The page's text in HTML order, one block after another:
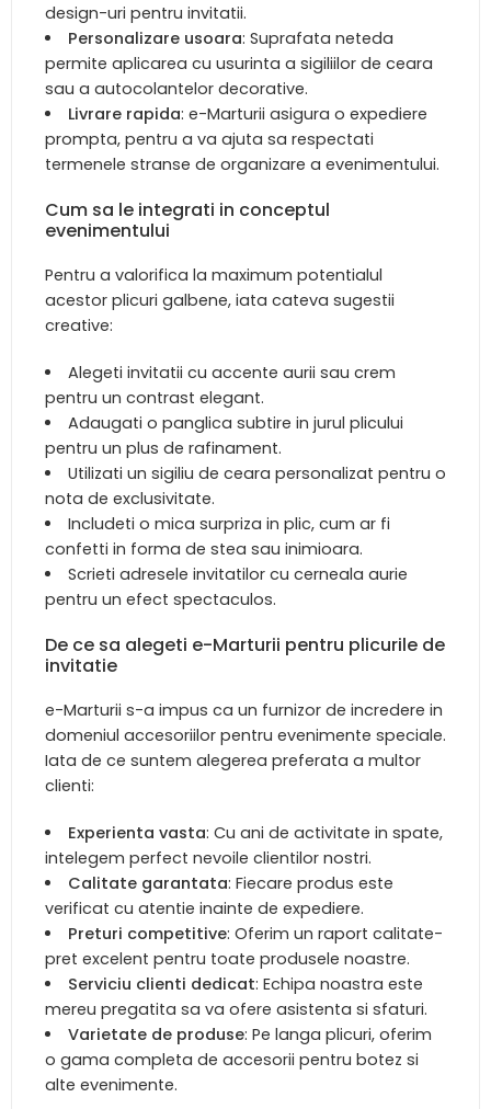
design-uri pentru invitatii.
Personalizare usoara: Suprafata neteda
permite aplicarea cu usurinta a sigiliilor de ceara
sau a autocolantelor decorative.
Livrare rapida: e-Marturii asigura o expediere
prompta, pentru a va ajuta sa respectati
termenele stranse de organizare a evenimentului.
Cum sa le integrati in conceptul
evenimentului
Pentru a valorifica la maximum potentialul
acestor plicuri galbene, iata cateva sugestii
creative:
Alegeti invitatii cu accente aurii sau crem
pentru un contrast elegant.
Adaugati o panglica subtire in jurul plicului
pentru un plus de rafinament.
Utilizati un sigiliu de ceara personalizat pentru o
nota de exclusivitate.
Includeti o mica surpriza in plic, cum ar fi
confetti in forma de stea sau inimioara.
Scrieti adresele invitatilor cu cerneala aurie
pentru un efect spectaculos.
De ce sa alegeti e-Marturii pentru plicurile de
invitatie
e-Marturii s-a impus ca un furnizor de incredere in
domeniul accesoriilor pentru evenimente speciale.
Iata de ce suntem alegerea preferata a multor
clienti:
Experienta vasta: Cu ani de activitate in spate,
intelegem perfect nevoile clientilor nostri.
Calitate garantata: Fiecare produs este
verificat cu atentie inainte de expediere.
Preturi competitive: Oferim un raport calitate-
pret excelent pentru toate produsele noastre.
Serviciu clienti dedicat: Echipa noastra este
mereu pregatita sa va ofere asistenta si sfaturi.
Varietate de produse: Pe langa plicuri, oferim
o gama completa de accesorii pentru botez si
alte evenimente.